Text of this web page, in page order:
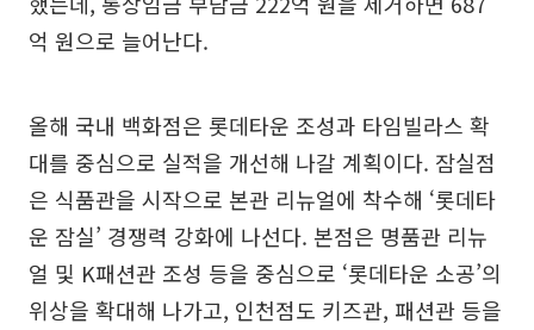
억 원으로 늘어난다.
올해 국내 백화점은 롯데타운 조성과 타임빌라스 확
대를 중심으로 실적을 개선해 나갈 계획이다. 잠실점
은 식품관을 시작으로 본관 리뉴얼에 착수해 ‘롯데타
운 잠실’ 경쟁력 강화에 나선다. 본점은 명품관 리뉴
얼 및 K패션관 조성 등을 중심으로 ‘롯데타운 소공’의
위상을 확대해 나가고, 인천점도 키즈관, 패션관 등을